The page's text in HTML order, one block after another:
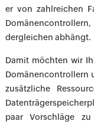
er von zahlreichen
dergleichen abhängt.
Damit möchten wir
Domänencontrollern
zusätzliche
paar Vorschläge